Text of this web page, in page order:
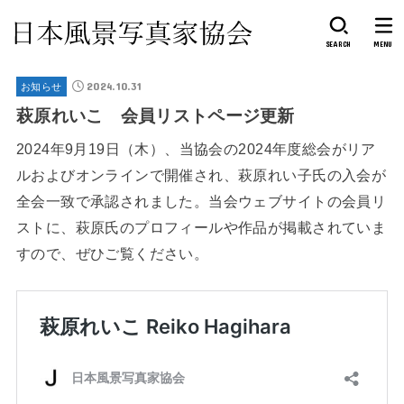
SEARCH MENU
お知らせ 2024.10.31
萩原れいこ 会員リストページ更新
2024年9月19日（木）、当協会の2024年度総会がリア
ルおよびオンラインで開催され、萩原れい子氏の入会が
全会一致で承認されました。当会ウェブサイトの会員リ
ストに、萩原氏のプロフィールや作品が掲載されていま
すので、ぜひご覧ください。